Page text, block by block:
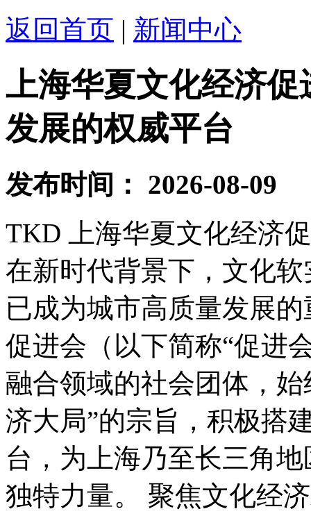
返回首页 | 新闻中心
上海华夏文化经济
发展的权威平台
发布时间：
2026-08-09
TKD 上海华夏文化经济
在新时代背景下，文化
已成为城市高质量发展
促进会（以下简称“促进
融合领域的社会团体，
济大局”的宗旨，积极搭
台，为上海乃至长三角
独特力量。 聚焦文化经